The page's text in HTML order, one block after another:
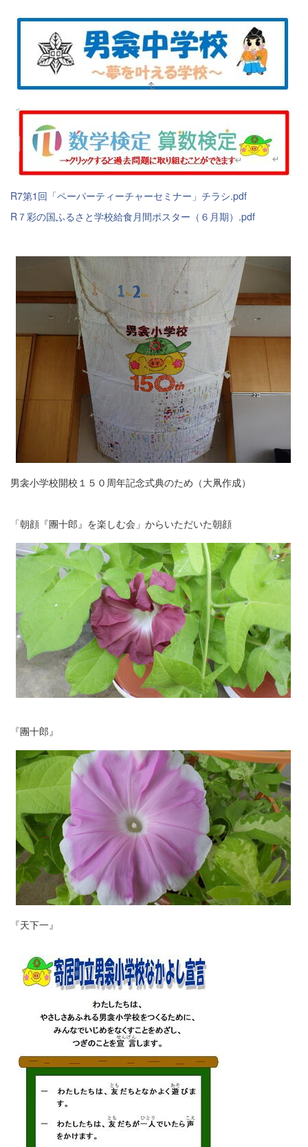
R7第1回「ペーパーティーチャーセミナー」チラシ.pdf
R７彩の国ふるさと学校給食月間ポスター（６月期）.pdf
男衾小学校開校１５０周年記念式典のため（大凧作成）
「朝顔『團十郎』を楽しむ会」からいただいた朝顔
『團十郎』
『天下一』